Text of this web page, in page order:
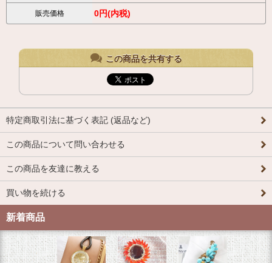
販売価格 0円(内税)
この商品を共有する
特定商取引法に基づく表記 (返品など)
この商品について問い合わせる
この商品を友達に教える
買い物を続ける
新着商品